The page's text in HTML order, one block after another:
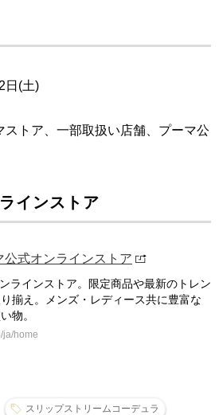
日(土)
ストア、一部取扱い店舗、プーマ公
インストア
公式オンラインストア
ラインストア。限定商品や最新のトレン
揃え。メンズ・レディース共に豊富な
物。
ja/home
スリップストリームコーデュラ